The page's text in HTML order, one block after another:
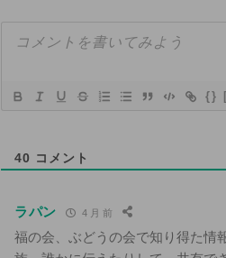
{}
40 コメント
ラパン 4 月 前
福の会、ぶどうの会で知り得た情